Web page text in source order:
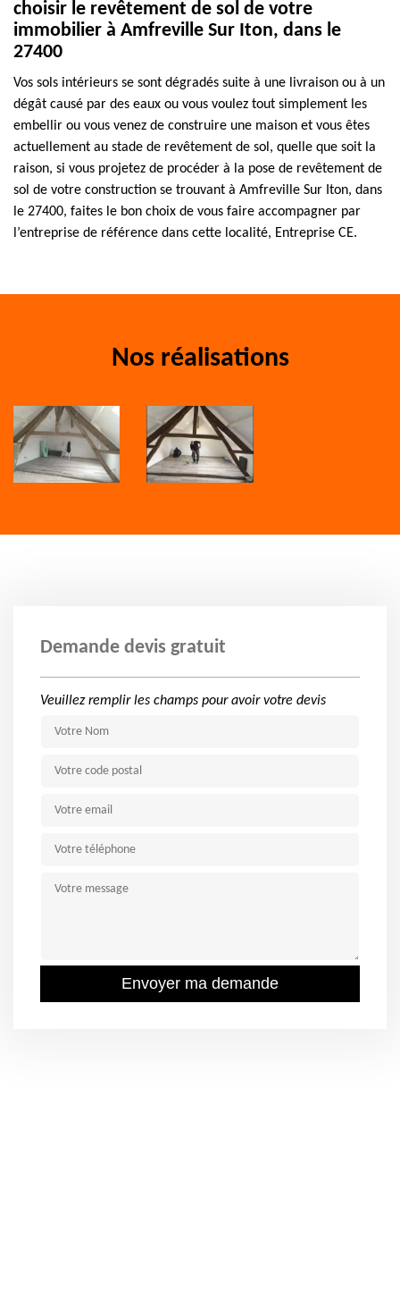
choisir le revêtement de sol de votre
immobilier à Amfreville Sur Iton, dans le
27400
Vos sols intérieurs se sont dégradés suite à une livraison ou à un
dégât causé par des eaux ou vous voulez tout simplement les
embellir ou vous venez de construire une maison et vous êtes
actuellement au stade de revêtement de sol, quelle que soit la
raison, si vous projetez de procéder à la pose de revêtement de
sol de votre construction se trouvant à Amfreville Sur Iton, dans
le 27400, faites le bon choix de vous faire accompagner par
l’entreprise de référence dans cette localité, Entreprise CE.
Nos réalisations
Demande devis gratuit
Veuillez remplir les champs pour avoir votre devis